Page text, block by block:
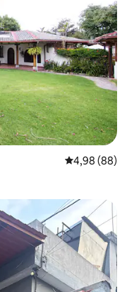
4,98 de uma
4,98 (88)